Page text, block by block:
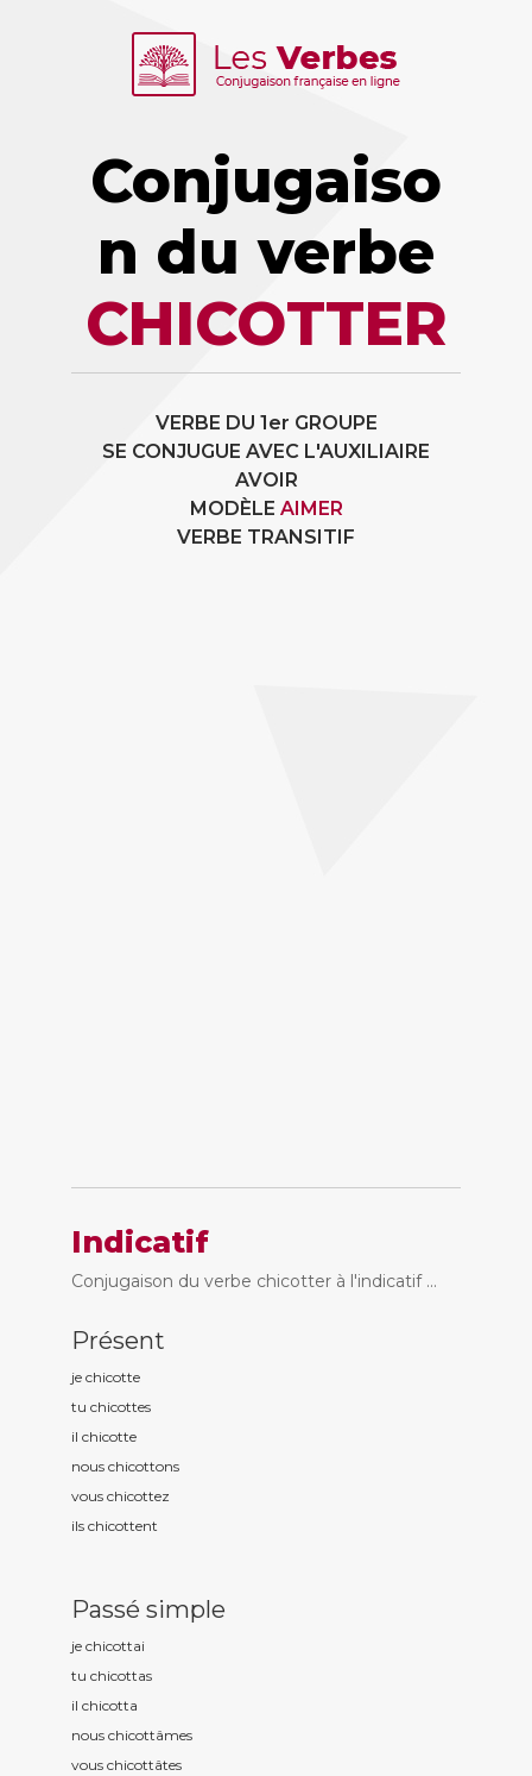
Conjugaiso
n du verbe
CHICOTTER
VERBE DU 1er GROUPE
SE CONJUGUE AVEC L'AUXILIAIRE
AVOIR
MODÈLE AIMER
VERBE TRANSITIF
Indicatif
Conjugaison du verbe chicotter à l'indicatif ...
Présent
je chicotte
tu chicottes
il chicotte
nous chicottons
vous chicottez
ils chicottent
Passé simple
je chicottai
tu chicottas
il chicotta
nous chicottâmes
vous chicottâtes